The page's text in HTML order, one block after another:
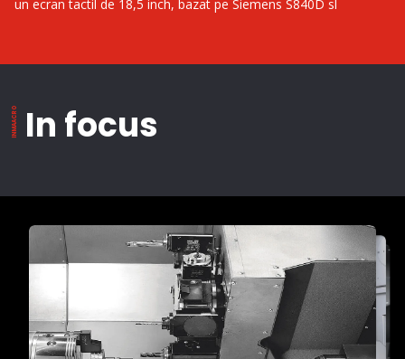
un ecran tactil de 18,5 inch, bazat pe Siemens S840D sl
In focus